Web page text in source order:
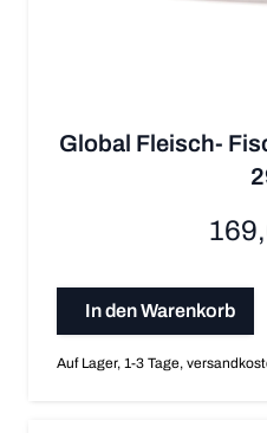
Global Fleisch-
In den Warenkorb
Auf Lager, 1-3 Tage,